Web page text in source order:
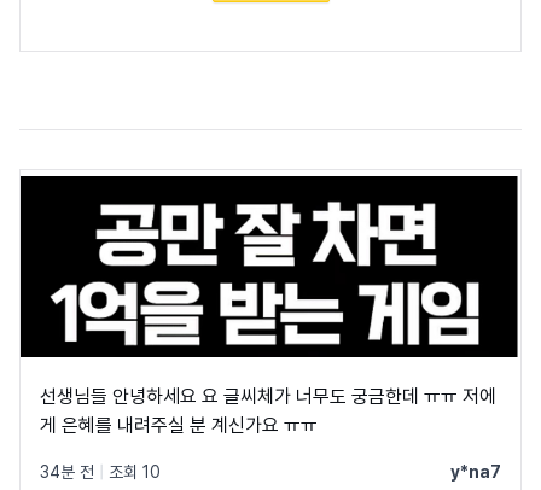
선생님들 안녕하세요 요 글씨체가 너무도 궁금한데 ㅠㅠ 저에
게 은혜를 내려주실 분 계신가요 ㅠㅠ
34분 전 조회 10 y*na7